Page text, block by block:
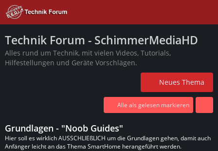
Technik Forum - SchimmerMediaHD
Alles rund um Technik, mit vielen Videos, Tutorials,
Hilfestellungen und Geräte Vorschlägen.
Neues Thema
Alle als gelesen markieren
Grundlagen - "Noob Guides"
Hier soll es wirklich AUSSCHLIEßLICH um die Grundlagen gehen, damit auch
Anfänger leicht an das Thema SmartHome herangeführt werden.